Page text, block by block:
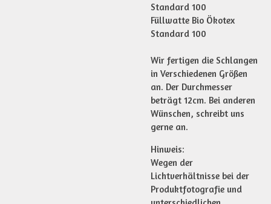
Standard 100
Füllwatte Bio Ökotex
Standard 100
Wir fertigen die Schlangen
in Verschiedenen Größen
an. Der Durchmesser
beträgt 12cm. Bei anderen
Wünschen, schreibt uns
gerne an.
Hinweis:
Wegen der
Lichtverhältnisse bei der
Produktfotografie und